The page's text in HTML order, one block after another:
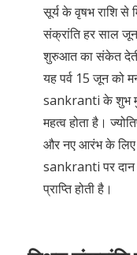
सूर्य के वृषभ राशि से
संक्रांति हर साल
शुरुआत का संकेत
यह पर्व 15 जून को
sankranti के शुभ
महत्व होता है।
और नए आरंभ के लिए
sankranti पर दान
प्राप्ति होती है।